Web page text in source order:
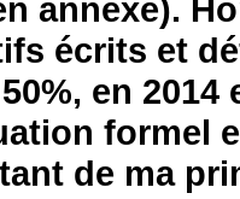
annexe).
écrits et
en 2014
de ma